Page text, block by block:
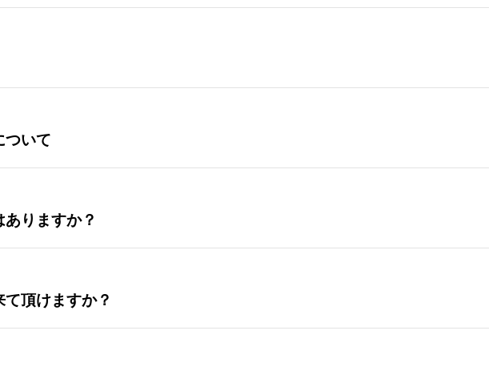
ついて
りますか？
頂けますか？